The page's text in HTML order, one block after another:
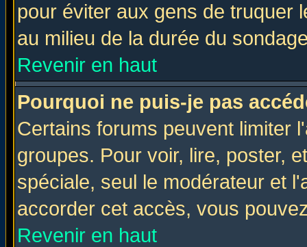
pour éviter aux gens de truquer
au milieu de la durée du
Revenir en haut
Pourquoi ne puis-je pas
Certains forums peuvent limiter
groupes. Pour voir, lire, poster,
spéciale, seul le modérateur et
accorder cet accès, vous
Revenir en haut